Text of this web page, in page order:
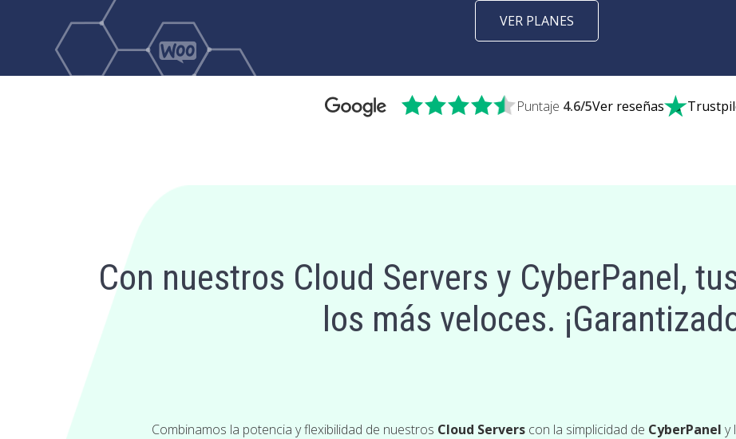
VER PLANES
Puntaje 4.6/5Ver reseñas
Con nuestros Cloud Servers y CyberPanel,
los más veloces.
Combinamos la potencia y flexibilidad de nuestros Cloud Serverscon la simplicidad de CyberPanel y